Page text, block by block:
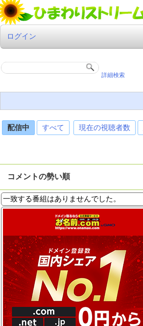
ログイン
詳細検索
配信中 すべて 現在の視聴者数
コメントの勢い順
一致する番組はありませんでした。